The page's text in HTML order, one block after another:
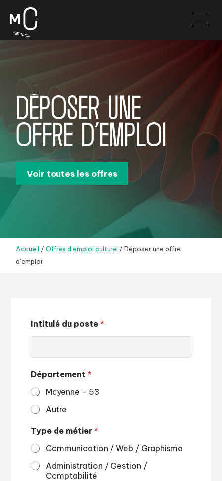
DÉPOSER UNE
OFFRE D’EMPLOI
Voir toutes les offres
Accueil /Offres d’emploi culturel /Déposer une offre
d’emploi
Intitulé du poste*
Département*
Mayenne - 53
Autre
Type de métier*
Communication / Web / Graphisme
Administration / Gestion /
Comptabilité